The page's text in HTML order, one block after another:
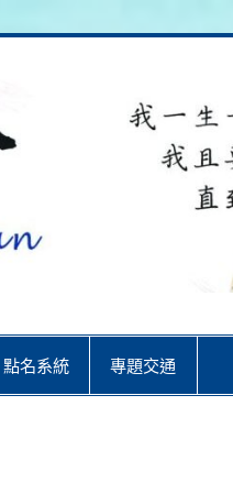
點名系統 專題交通